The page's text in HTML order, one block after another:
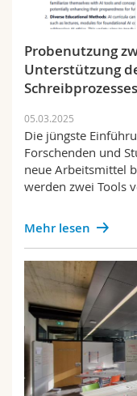
Probenutzung
Unterstützung
05.03.2025
Die jüngste
Forschenden und
neue Arbeitsmittel
werden zwei Tools
Mehr lesen